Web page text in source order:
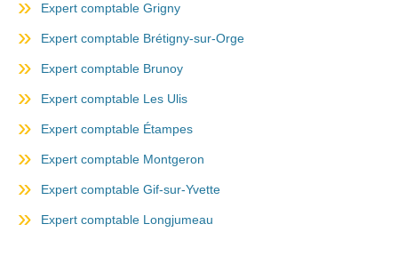
Expert comptable Grigny
Expert comptable Brétigny-sur-Orge
Expert comptable Brunoy
Expert comptable Les Ulis
Expert comptable Étampes
Expert comptable Montgeron
Expert comptable Gif-sur-Yvette
Expert comptable Longjumeau